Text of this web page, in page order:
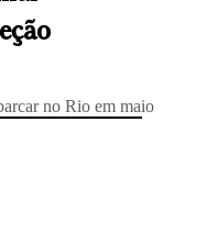
no Rio em maio